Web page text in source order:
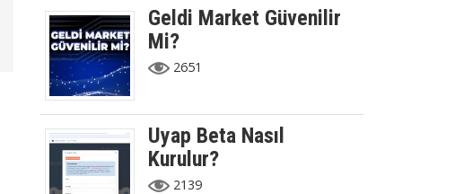
Geldi Market Güvenilir
Mi?
2651
Uyap Beta Nasıl
Kurulur?
2139